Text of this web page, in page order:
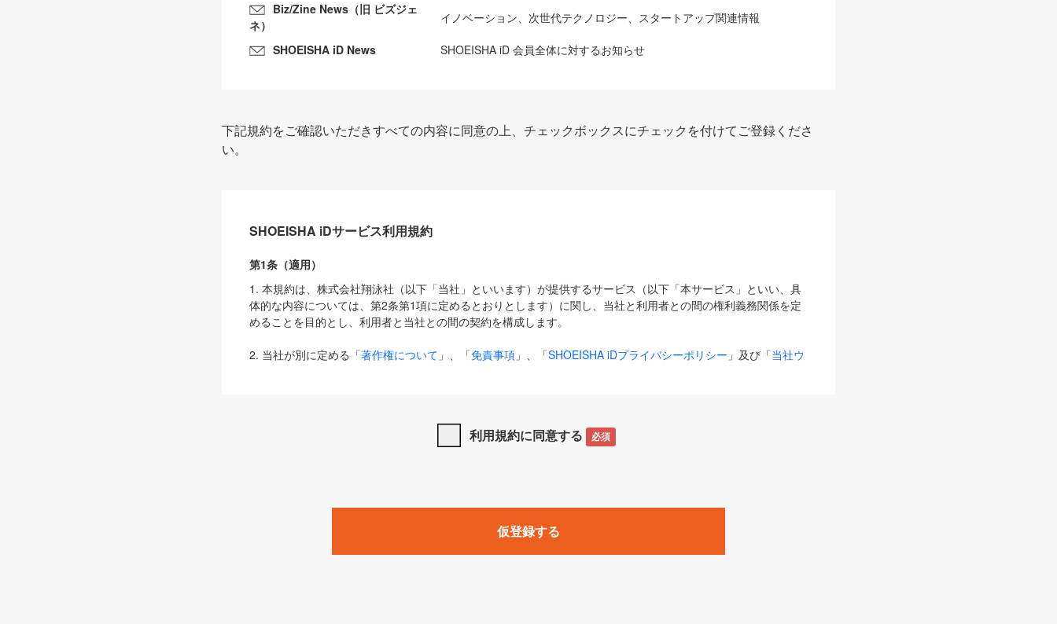
Biz/Zine News（旧 ビズジェ
ネ）
イノベーション、次世代テクノロジー、スタートアップ関連情報
SHOEISHA iD News SHOEISHA iD 会員全体に対するお知らせ
下記規約をご確認いただきすべての内容に同意の上、チェックボックスにチェックを付けてご登録くださ
い。
SHOEISHA iDサービス利用規約
第1条（適用）
1. 本規約は、株式会社翔泳社（以下「当社」といいます）が提供するサービス（以下「本サービス」といい、具
体的な内容については、第2条第1項に定めるとおりとします）に関し、当社と利用者との間の権利義務関係を定
めることを目的とし、利用者と当社との間の契約を構成します。
2. 当社が別に定める「著作権について 」、「免責事項 」、「SHOEISHA iDプライバシーポリシー 」及び「当社ウ
は、本規約の規定が優先して適用されるものとします。
1. 「本サービス」とは、当社が提供する以下のサービス（名称や内容が変更された場合、変更後のサービスを含
みます）及びこれらサービスに関連して当社が実施するイベントやキャンペーンをいいます。
「SEBook」「SEShop」「CodeZine」「MarkeZine」「EnterpriseZine」「ECzine」「Biz/Zine」「HRzine」
利用規約に同意する 必須
仮登録する